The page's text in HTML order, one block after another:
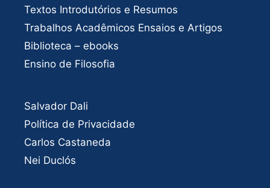
Textos Introdutórios e Resumos
Trabalhos Acadêmicos Ensaios e Artigos
Biblioteca – ebooks
Ensino de Filosofia
Salvador Dali
Política de Privacidade
Carlos Castaneda
Nei Duclós